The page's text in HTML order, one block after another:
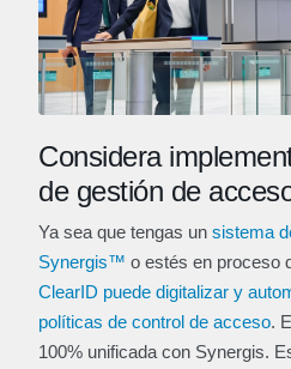
Considera
de gestión de
Ya sea que tengas un sistema
Synergis™ o estés en proceso
ClearID puede digitalizar y
políticas de control de acceso.
100% unificada con Synergis.